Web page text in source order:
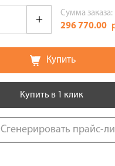
Сумма заказа:
296 770.00
Купить
Купить в 1 клик
Сгенерировать прайс-